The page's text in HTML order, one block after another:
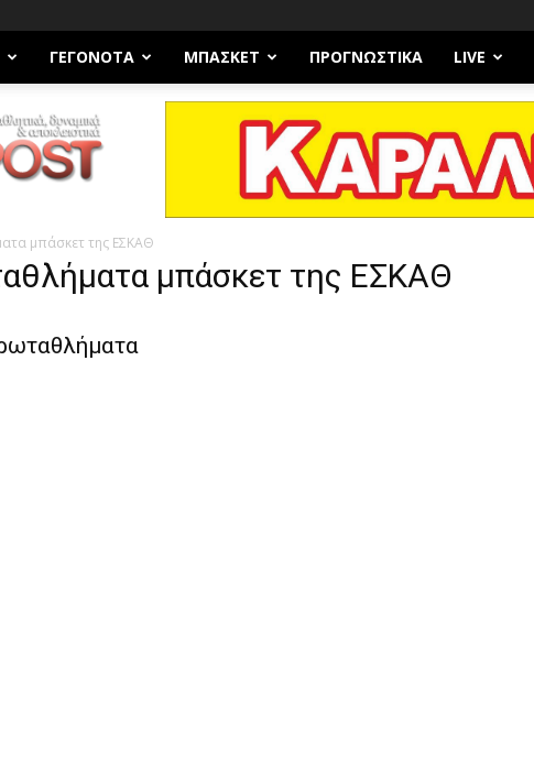
ΓΕΓΟΝΌΤΑ ΜΠΆΣΚΕΤ ΠΡΟΓΝΩΣΤΙΚΑ LIVE
μπάσκετ της ΕΣΚΑΘ
μπάσκετ της ΕΣΚΑΘ